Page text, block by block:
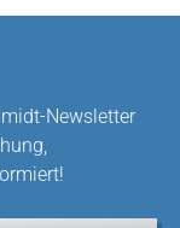
Newsletter